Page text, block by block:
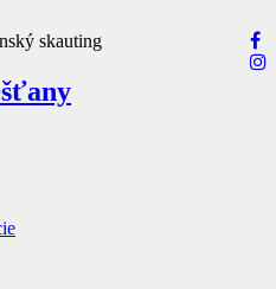
skauting